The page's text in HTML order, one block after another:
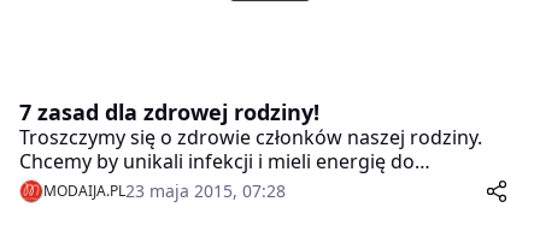
7 zasad dla zdrowej rodziny!
Troszczymy się o zdrowie członków naszej rodziny.
Chcemy by unikali infekcji i mieli energię do
codziennych aktywności. Okazuje się, że klucz do
sukcesu leży na kuchennym stole. Psychodietetyczka
MODAIJA.PL23 maja 2015, 07:28